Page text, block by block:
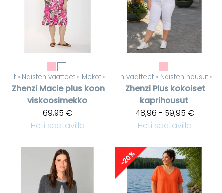
Tuotteet ‪» Naisten vaatteet ‪» Mekot ‪»
Zhenzi Macie plus koon
viskoosimekko
69,95 €
Heti saatavilla
Tuotteet‪» Naisten vaatteet ‪» Naisten housut ‪»
Zhenzi Plus kokoiset
kaprihousut
48,96 - 59,95 €
Heti saatavilla
-20%